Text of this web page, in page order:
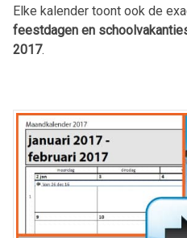
Elke kalender toont ook de
feestdagen en
2017.